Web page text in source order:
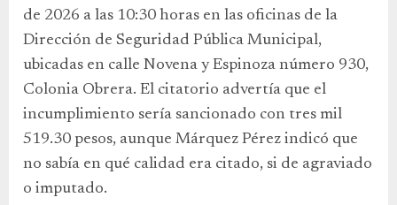
de 2026 a las 10:30 horas en las oficinas de la
Dirección de Seguridad Pública Municipal,
ubicadas en calle Novena y Espinoza número 930,
Colonia Obrera. El citatorio advertía que el
incumplimiento sería sancionado con tres mil
519.30 pesos, aunque Márquez Pérez indicó que
no sabía en qué calidad era citado, si de agraviado
o imputado.